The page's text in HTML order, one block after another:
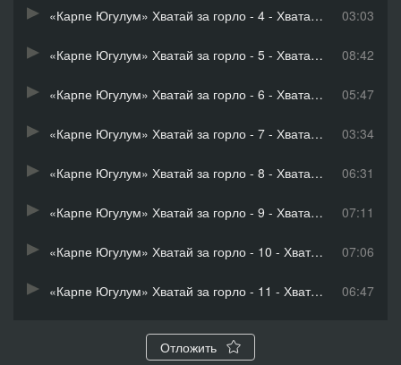
03:03
«Карпе Югулум» Хватай за горло - 4 - Хватай за горло_05
08:42
«Карпе Югулум» Хватай за горло - 5 - Хватай за горло_06
05:47
«Карпе Югулум» Хватай за горло - 6 - Хватай за горло_07
03:34
«Карпе Югулум» Хватай за горло - 7 - Хватай за горло_08
06:31
«Карпе Югулум» Хватай за горло - 8 - Хватай за горло_09
07:11
«Карпе Югулум» Хватай за горло - 9 - Хватай за горло_10
07:06
«Карпе Югулум» Хватай за горло - 10 - Хватай за горло_11
06:47
«Карпе Югулум» Хватай за горло - 11 - Хватай за горло_12
Отложить